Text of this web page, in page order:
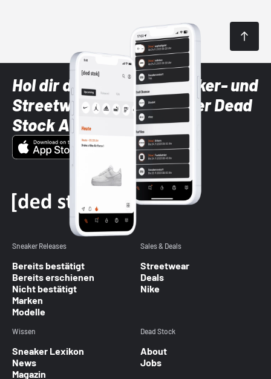
Hol dir die neuesten Sneaker- und
Streetwear-Brands mit der Dead
Stock App
Sneaker Releases
Bereits bestätigt
Bereits erschienen
Nicht bestätigt
Marken
Modelle
Sales & Deals
Streetwear
Deals
Nike
Wissen
Sneaker Lexikon
News
Magazin
Dead Stock
About
Jobs